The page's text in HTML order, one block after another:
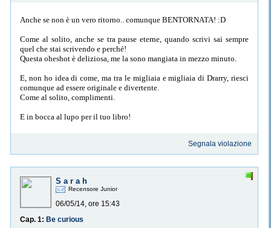
Anche se non è un vero ritorno.. comunque BENTORNATA! :D
Come al solito, anche se tra pause eterne, quando scrivi sai sempre
quel che stai scrivendo e perché!
Questa oheshot è deliziosa, me la sono mangiata in mezzo minuto.
E, non ho idea di come, ma tra le migliaia e migliaia di Drarry, riesci
comunque ad essere originale e divertente.
Come al solito, complimenti.
E in bocca al lupo per il tuo libro!
Segnala violazione
S a r a h
Recensore Junior
06/05/14, ore 15:43
Cap. 1: Be curious